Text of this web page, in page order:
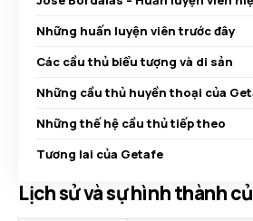
Những huấn luyện viên trước đây
Các cầu thủ biểu tượng và di sản
Những cầu thủ huyền thoại của
Những thế hệ cầu thủ tiếp theo
Tương lai của Getafe
Lịch sử và sự hình thành